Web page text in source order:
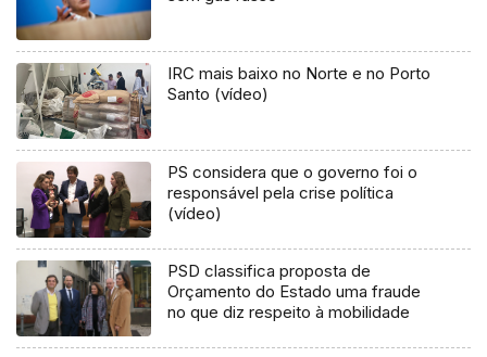
IRC mais baixo no Norte e no Porto
Santo (vídeo)
PS considera que o governo foi o
responsável pela crise política
(vídeo)
PSD classifica proposta de
Orçamento do Estado uma fraude
no que diz respeito à mobilidade